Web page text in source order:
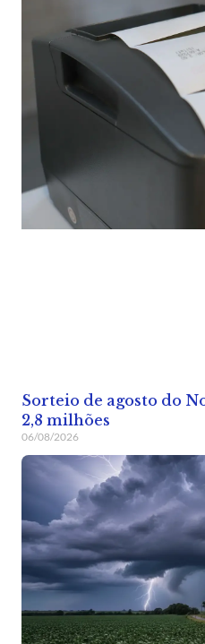
Sorteio de agosto do
2,8 milhões
06/08/2026